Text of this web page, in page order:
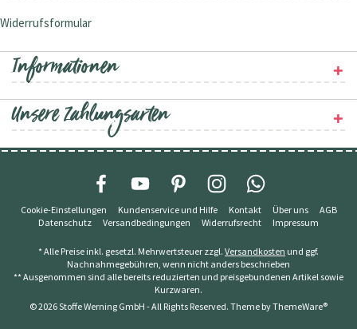
Widerrufsformular
Informationen
Unsere Zahlungsarten
Cookie-Einstellungen Kundenservice und Hilfe Kontakt Über uns
AGB
Datenschutz
Versandbedingungen Widerrufsrecht Impressum
* Alle Preise inkl. gesetzl. Mehrwertsteuer zzgl. Versandkosten und ggf.
Nachnahmegebühren, wenn nicht anders beschrieben
** Ausgenommen sind alle bereits reduzierten und preisgebundenen Artikel sowie
Kurzwaren.
© 2026 Stoffe Werning GmbH - All Rights Reserved. Theme byThemeWare®